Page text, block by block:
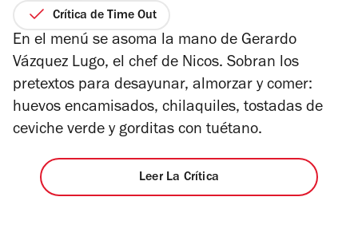
Crítica de Time Out
En el menú se asoma la mano de Gerardo
Vázquez Lugo, el chef de Nicos. Sobran los
pretextos para desayunar, almorzar y comer:
huevos encamisados, chilaquiles, tostadas de
ceviche verde y gorditas con tuétano.
Leer La Crítica